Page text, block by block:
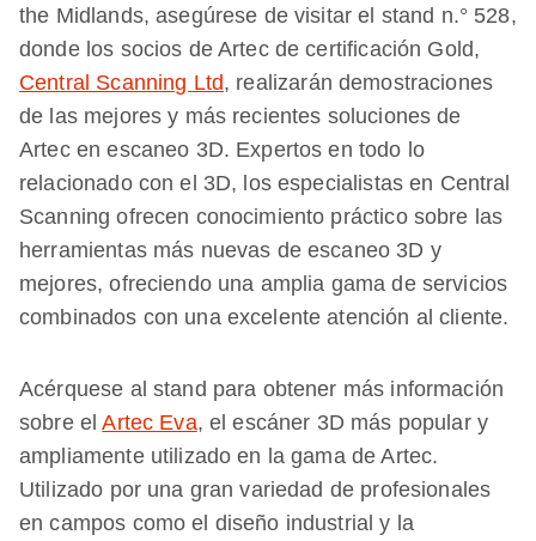
the Midlands, asegúrese de visitar el stand n.° 528,
donde los socios de Artec de certificación Gold,
Central Scanning Ltd, realizarán demostraciones
de las mejores y más recientes soluciones de
Artec en escaneo 3D. Expertos en todo lo
relacionado con el 3D, los especialistas en Central
Scanning ofrecen conocimiento práctico sobre las
herramientas más nuevas de escaneo 3D y
mejores, ofreciendo una amplia gama de servicios
combinados con una excelente atención al cliente.
Acérquese al stand para obtener más información
sobre elArtec Eva, el escáner 3D más popular y
ampliamente utilizado en la gama de Artec.
Utilizado por una gran variedad de profesionales
en campos como el diseño industrial y la